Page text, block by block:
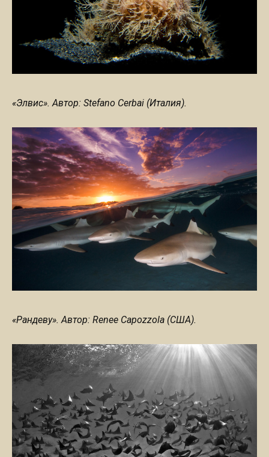
«Элвис». Автор: Stefano Cerbai (Италия).
«Рандеву». Автор: Renee Capozzola (США).